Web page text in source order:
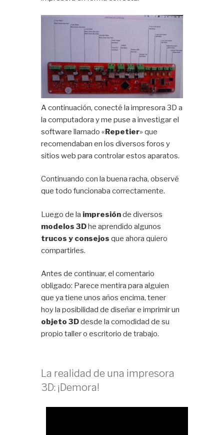
A continuación, conecté la impresora 3D a
la computadora y me puse a investigar el
software llamado «Repetier» que
recomendaban en los diversos foros y
sitios web para controlar estos aparatos.
Continuando con la buena racha, observé
que todo funcionaba correctamente.
Luego de la impresiónde diversos
modelos 3Dhe aprendido algunos
trucos y consejos que ahora quiero
compartirles.
Antes de continuar, el comentario
obligado: Parece mentira para alguien
que ya tiene unos años encima, tener
hoy la posibilidad de diseñar e imprimir un
objeto 3Ddesde la comodidad de su
propio taller o escritorio de trabajo.
La realidad de una impresora
3D: ¡Demora!